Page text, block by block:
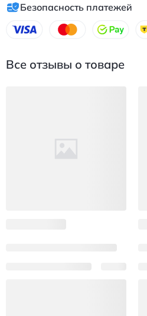
Безопасность платежей
Все отзывы о товаре